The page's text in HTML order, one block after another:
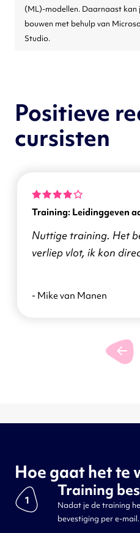
(ML)-modellen. Daarnaast kan
bouwen met behulp van
Studio.
Positieve
cursisten
Training: Leidinggeven aan de AI
Nuttige training. Het
verliep vlot, ik kon
- Mike van Manen
Hoe gaat het te
1
Training
Nadat je de training
bevestiging per e-mail.